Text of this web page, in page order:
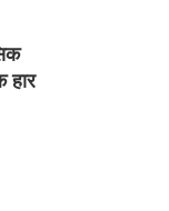
हार